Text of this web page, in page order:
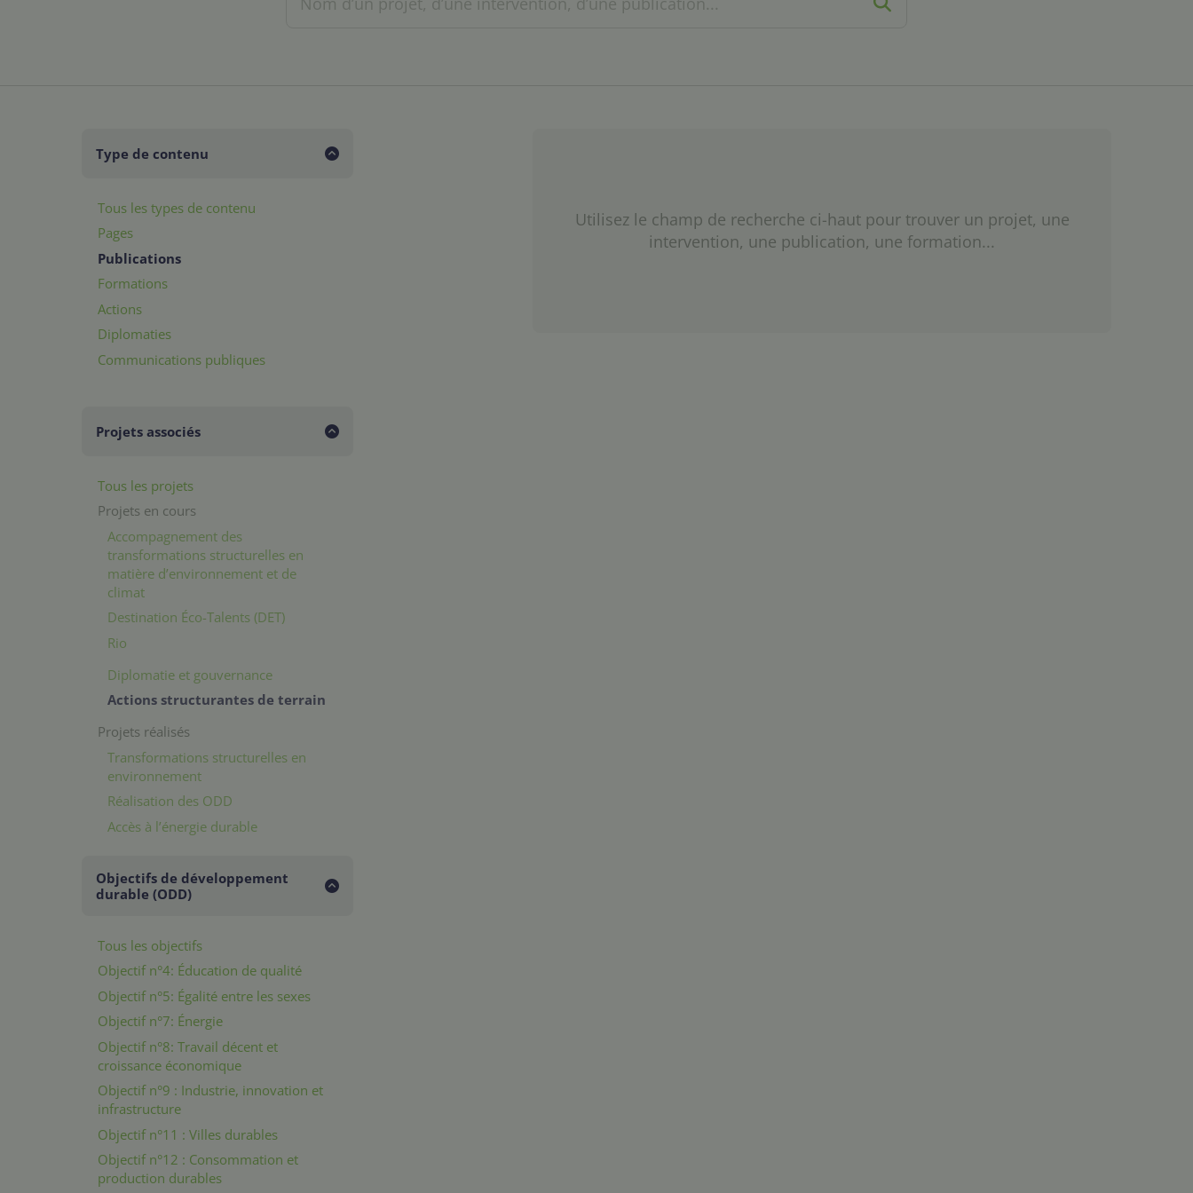
Type de contenu
Tous les types de contenu
Pages
Publications
Formations
Actions
Diplomaties
Communications publiques
Projets associés
Tous les projets
Projets en cours
Accompagnement des
transformations structurelles en
matière d’environnement et de
climat
Destination Éco-Talents (DET)
Rio
Diplomatie et gouvernance
Actions structurantes de terrain
Projets réalisés
Transformations structurelles en
environnement
Réalisation des ODD
Accès à l’énergie durable
Objectifs de développement
durable (ODD)
Tous les objectifs
Objectif n°4: Éducation de qualité
Objectif n°5: Égalité entre les sexes
Objectif n°7: Énergie
Objectif n°8: Travail décent et
croissance économique
Objectif n°9 : Industrie, innovation et
infrastructure
Objectif n°11 : Villes durables
Objectif n°12 : Consommation et
production durables
Utilisez le champ de recherche ci-haut pour trouver un projet, une
intervention, une publication, une formation...